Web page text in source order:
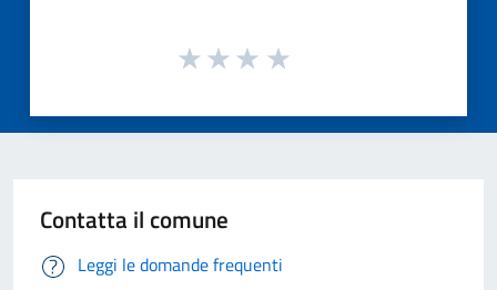
Contatta il comune
Leggi le domande frequenti